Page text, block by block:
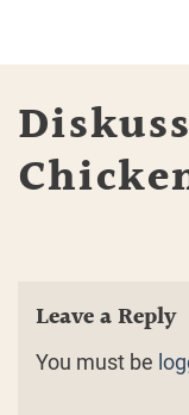
Leave a Reply
You must be